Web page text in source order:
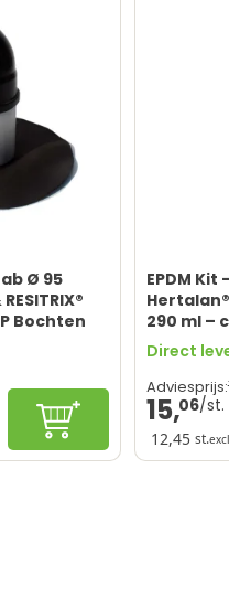
Ø 95
Bochten
In winkelwagen
EPDM
290 ml –
Direct
Adviesprijs:
15,06
12,45 st.